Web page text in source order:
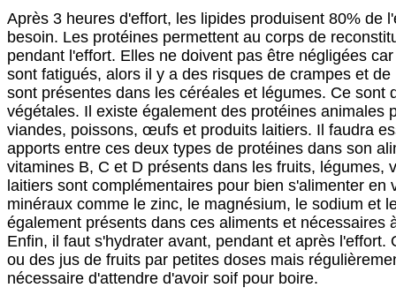
Après 3 heures d'effort, les lipides produisent 80% de
besoin. Les protéines permettent au corps de
pendant l'effort. Elles ne doivent pas être négligées
sont fatigués, alors il y a des risques de crampes et
sont présentes dans les céréales et légumes. Ce sont
végétales. Il existe également des protéines animales
viandes, poissons, œufs et produits laitiers. Il faudra
apports entre ces deux types de protéines dans son
vitamines B, C et D présents dans les fruits, légumes,
laitiers sont complémentaires pour bien s'alimenter en
minéraux comme le zinc, le magnésium, le sodium et
également présents dans ces aliments et nécessaires
Enfin, il faut s'hydrater avant, pendant et après l'effort.
ou des jus de fruits par petites doses mais
nécessaire d'attendre d'avoir soif pour boire.